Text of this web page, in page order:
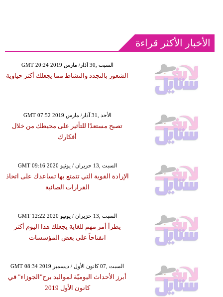
الأخبار الأكثر قراءة
GMT 20:24 2019 السبت ,30 آذار/ مارس
الشعور بالتجدد والنشاط مما يجعلك أكثر حياوية
GMT 07:52 2019 الأحد ,31 آذار/ مارس
تصبح مستعدًا للتأثير على محيطك من خلال
أفكارك
GMT 09:16 2020 السبت ,13 حزيران / يونيو
الإرادة القوية التي تتمتع بها تساعدك على اتخاذ
القرارات الصائبة
GMT 12:22 2020 السبت ,13 حزيران / يونيو
يطرأ أمر مهم للغاية يجعلك هذا اليوم أكثر
انفتاحاً على بعض المؤسسات
GMT 08:34 2019 السبت ,07 كانون الأول / ديسمبر
أبرز الأحداث اليوميّة لمواليد برج"الجوزاء" في
كانون الأول 2019